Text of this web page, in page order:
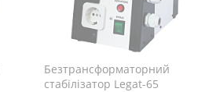
Безтрансформаторний
стабілізатор Legat-65